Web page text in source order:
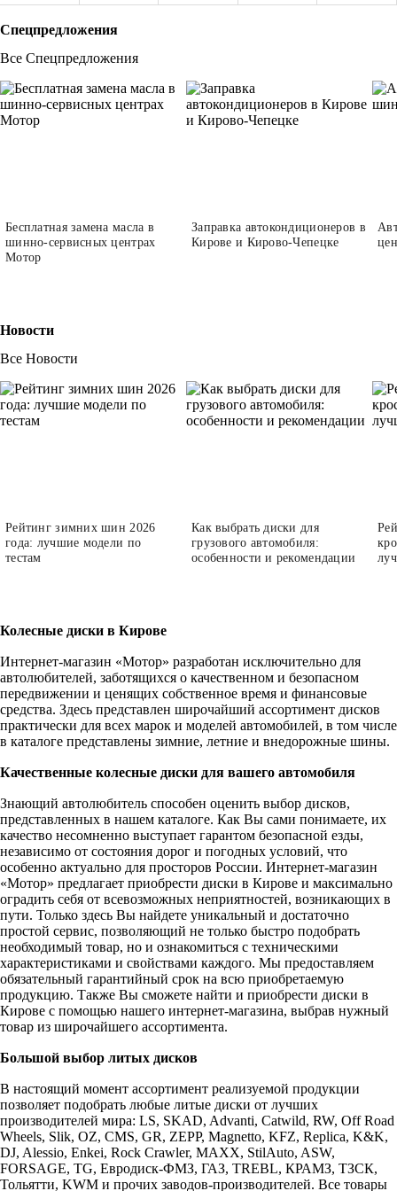
Спецпредложения
Все Спецпредложения
Бесплатная замена масла в
шинно-сервисных центрах
Мотор
Заправка автокондиционеров в
Кирове и Кирово-Чепецке
Новости
Все Новости
Рейтинг зимних шин 2026
года: лучшие модели по
тестам
Как выбрать диски для
грузового автомобиля:
особенности и рекомендации
Колесные диски в Кирове
Интернет-магазин «Мотор» разработан исключительно для
автолюбителей, заботящихся о качественном и безопасном
передвижении и ценящих собственное время и финансовые
средства. Здесь представлен широчайший ассортимент дисков
практически для всех марок и моделей автомобилей, в том числе
в каталоге представлены зимние, летние и внедорожные шины.
Качественные колесные диски для вашего автомобиля
Знающий автолюбитель способен оценить выбор дисков,
представленных в нашем каталоге. Как Вы сами понимаете, их
качество несомненно выступает гарантом безопасной езды,
независимо от состояния дорог и погодных условий, что
особенно актуально для просторов России. Интернет-магазин
«Мотор» предлагает приобрести диски в Кирове и максимально
оградить себя от всевозможных неприятностей, возникающих в
пути. Только здесь Вы найдете уникальный и достаточно
простой сервис, позволяющий не только быстро подобрать
необходимый товар, но и ознакомиться с техническими
характеристиками и свойствами каждого. Мы предоставляем
обязательный гарантийный срок на всю приобретаемую
продукцию. Также Вы сможете найти и приобрести диски в
Кирове с помощью нашего интернет-магазина, выбрав нужный
товар из широчайшего ассортимента.
Большой выбор литых дисков
В настоящий момент ассортимент реализуемой продукции
позволяет подобрать любые литые диски от лучших
производителей мира: LS, SKAD, Advanti, Catwild, RW, Off Road
Wheels, Slik, OZ, CMS, GR, ZEPP, Magnetto, KFZ, Replica, K&K,
DJ, Alessio, Enkei, Rock Crawler, MAXX, StilAuto, ASW,
FORSAGE, TG, Евродиск-ФМЗ, ГАЗ, TREBL, КРАМЗ, ТЗСК,
Тольятти, KWM и прочих заводов-производителей. Все товары